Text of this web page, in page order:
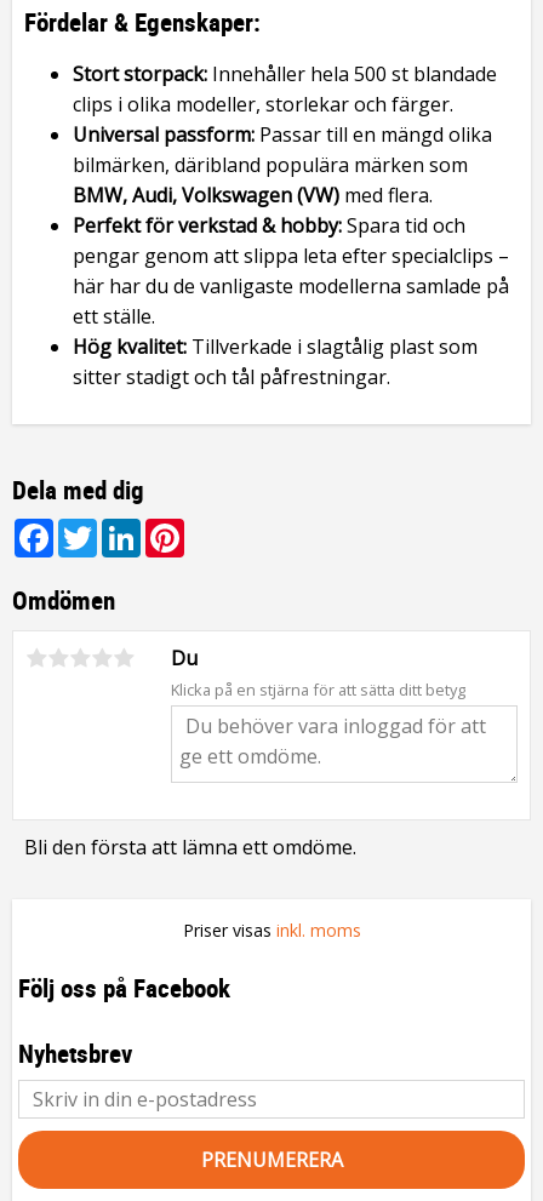
Fördelar & Egenskaper:
Stort storpack: Innehåller hela 500 st blandade
clips i olika modeller, storlekar och färger.
Universal passform: Passar till en mängd olika
bilmärken, däribland populära märken som
BMW, Audi, Volkswagen (VW) med flera.
Perfekt för verkstad & hobby:Spara tid och
pengar genom att slippa leta efter specialclips –
här har du de vanligaste modellerna samlade på
ett ställe.
Hög kvalitet: Tillverkade i slagtålig plast som
sitter stadigt och tål påfrestningar.
Dela med dig
Facebook
TwitterLinkedIn
Omdömen
Du
Klicka på en stjärna för att sätta ditt betyg
Bli den första att lämna ett omdöme.
Priser visas inkl. moms
Följ oss på Facebook
Nyhetsbrev
PRENUMERERA